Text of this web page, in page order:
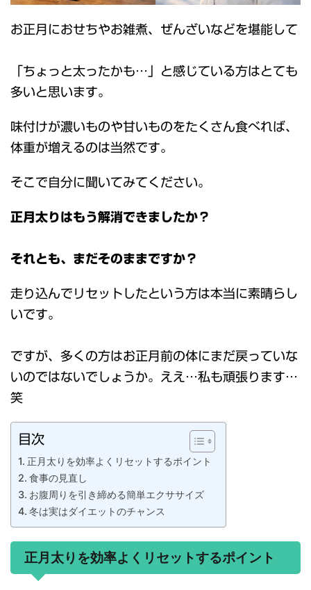
お正月におせちやお雑煮、ぜんざいなどを堪能して
「ちょっと太ったかも…」と感じている方はとても
多いと思います。
味付けが濃いものや甘いものをたくさん食べれば、
体重が増えるのは当然です。
そこで自分に聞いてみてください。
正月太りはもう解消できましたか？
それとも、まだそのままですか？
走り込んでリセットしたという方は本当に素晴らし
いです。
ですが、多くの方はお正月前の体にまだ戻っていな
いのではないでしょうか。ええ…私も頑張ります…
笑
目次
正月太りを効率よくリセットするポイント
食事の見直し
お腹周りを引き締める簡単エクササイズ
冬は実はダイエットのチャンス
正月太りを効率よくリセットするポイント